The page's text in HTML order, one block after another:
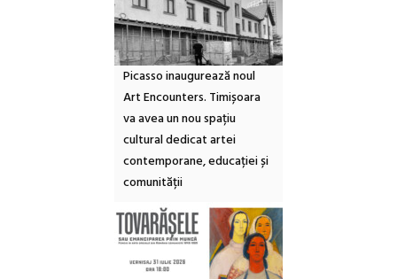
Picasso inaugurează noul
Art Encounters. Timișoara
va avea un nou spațiu
cultural dedicat artei
contemporane, educației și
comunității